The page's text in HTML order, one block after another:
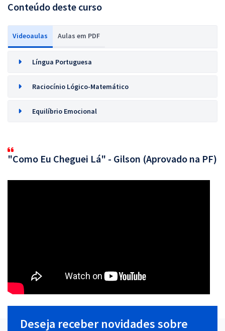
Conteúdo deste curso
Videoaulas Aulas em PDF
Língua Portuguesa
Raciocínio Lógico-Matemático
Equilíbrio Emocional
"Como Eu Cheguei Lá" - Gilson (Aprovado na PF)
Deseja receber novidades sobre